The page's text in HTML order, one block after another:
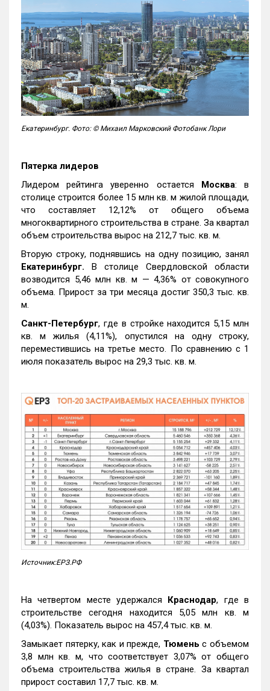
Екатеринбург. Фото: © Михаил Марковский Фотобанк Лори
Пятерка лидеров
Лидером рейтинга уверенно остается Москва: в
столице строится более 15 млн кв. м жилой площади,
что составляет 12,12% от общего объема
многоквартирного строительства в стране. За квартал
объем строительства вырос на 212,7 тыс. кв. м.
Вторую строку, поднявшись на одну позицию, занял
Екатеринбург. В столице Свердловской области
возводится 5,46 млн кв. м — 4,36% от совокупного
объема. Прирост за три месяца достиг 350,3 тыс. кв.
м.
Санкт-Петербург, где в стройке находится 5,15 млн
кв. м жилья (4,11%), опустился на одну строку,
переместившись на третье место. По сравнению с 1
июля показатель вырос на 29,3 тыс. кв. м.
Источник:ЕРЗ.РФ
На четвертом месте удержался Краснодар, где в
строительстве сегодня находится 5,05 млн кв. м
(4,03%). Показатель вырос на 457,4 тыс. кв. м.
Замыкает пятерку, как и прежде, Тюмень с объемом
3,8 млн кв. м, что соответствует 3,07% от общего
объема строительства жилья в стране. За квартал
прирост составил 17,7 тыс. кв. м.